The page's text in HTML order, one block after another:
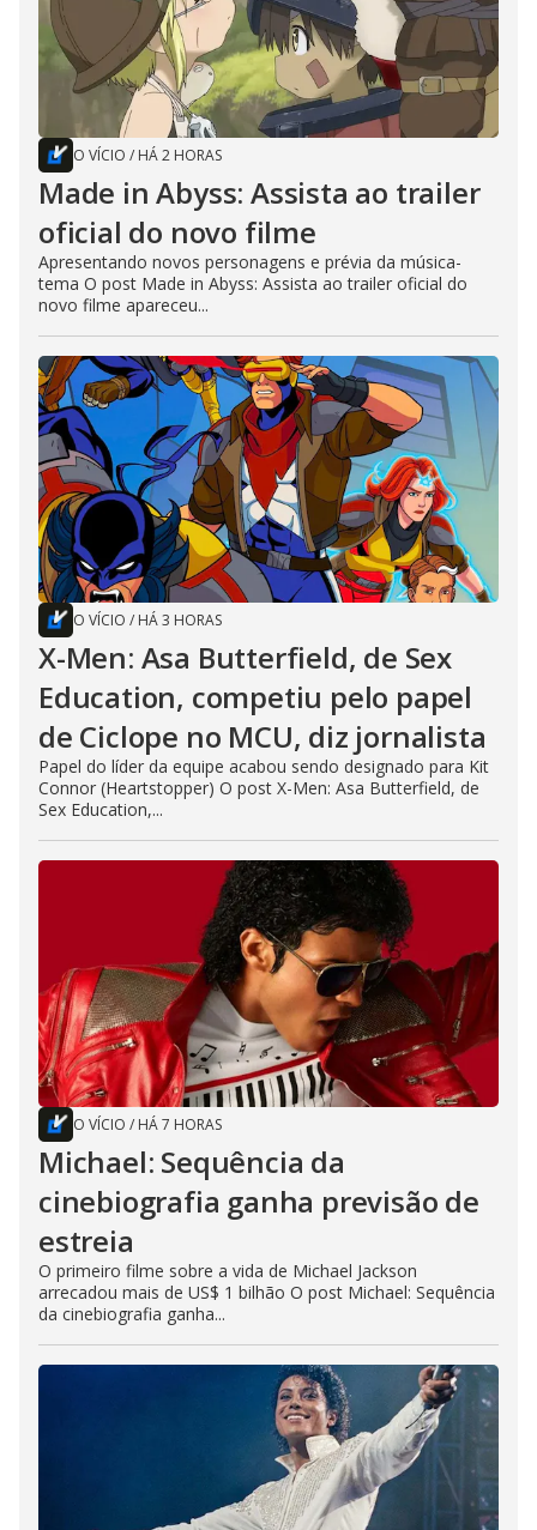
O VÍCIO / HÁ 2 HORAS
Made in Abyss: Assista ao trailer
oficial do novo filme
Apresentando novos personagens e prévia da música-
tema O post Made in Abyss: Assista ao trailer oficial do
novo filme apareceu...
O VÍCIO / HÁ 3 HORAS
X-Men: Asa Butterfield, de Sex
Education, competiu pelo papel
de Ciclope no MCU, diz jornalista
Papel do líder da equipe acabou sendo designado para Kit
Connor (Heartstopper) O post X-Men: Asa Butterfield, de
Sex Education,...
O VÍCIO / HÁ 7 HORAS
Michael: Sequência da
cinebiografia ganha previsão de
estreia
O primeiro filme sobre a vida de Michael Jackson
arrecadou mais de US$ 1 bilhão O post Michael: Sequência
da cinebiografia ganha...